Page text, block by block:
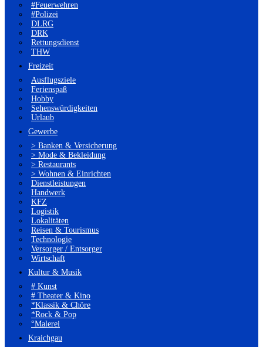
#Feuerwehren
#Polizei
DLRG
DRK
Rettungsdienst
THW
Freizeit
Ausflugsziele
Ferienspaß
Hobby
Sehenswürdigkeiten
Urlaub
Gewerbe
> Banken & Versicherung
> Mode & Bekleidung
> Restaurants
> Wohnen & Einrichten
Dienstleistungen
Handwerk
KFZ
Logistik
Lokalitäten
Reisen & Tourismus
Technologie
Versorger / Entsorger
Wirtschaft
Kultur & Musik
# Kunst
# Theater & Kino
*Klassik & Chöre
*Rock & Pop
°Malerei
Kraichgau